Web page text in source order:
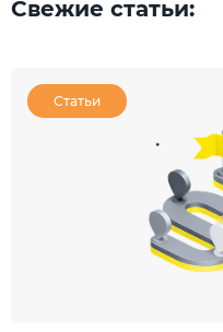
Свежие статьи:
Статьи